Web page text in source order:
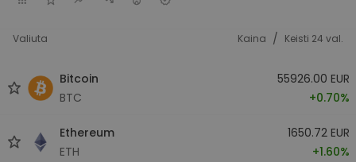
Valiuta Kaina / Keisti 24 val.
Bitcoin
BTC
55926.00 EUR
+0.70%
Ethereum
ETH
1650.72 EUR
+1.60%